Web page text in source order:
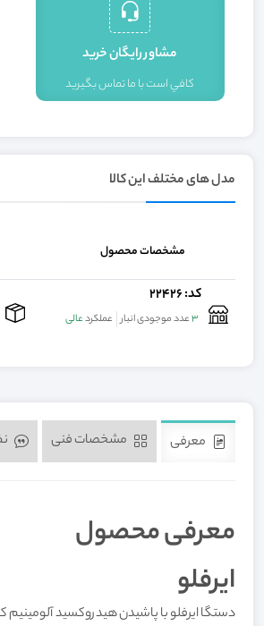
مشاور رايگان خريد
کافي است با ما تماس بگيريد
مدل های مختلف این کالا
مشخصات محصول
کد: 22426
3عدد موجودی انبار عملکردعالی
معرفی
معرفی محصول
ایرفلو